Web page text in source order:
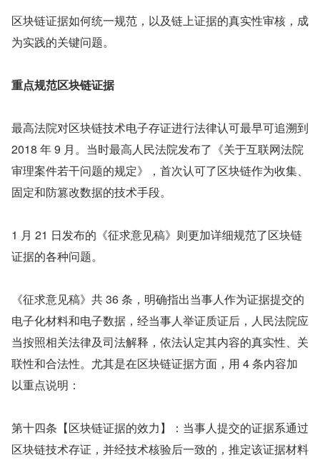
区块链证据如何统一规范，以及链上证据的真实性审核，成
为实践的关键问题。
重点规范区块链证据
最高法院对区块链技术电子存证进行法律认可最早可追溯到
2018 年 9 月。当时最高人民法院发布了《关于互联网法院
审理案件若干问题的规定》，首次认可了区块链作为收集、
固定和防篡改数据的技术手段。
1 月 21 日发布的《征求意见稿》则更加详细规范了区块链
证据的各种问题。
《征求意见稿》共 36 条，明确指出当事人作为证据提交的
电子化材料和电子数据，经当事人举证质证后，人民法院应
当按照相关法律及司法解释，依法认定其内容的真实性、关
联性和合法性。尤其是在区块链证据方面，用 4 条内容加
以重点说明：
第十四条【区块链证据的效力】：当事人提交的证据系通过
区块链技术存证，并经技术核验后一致的，推定该证据材料